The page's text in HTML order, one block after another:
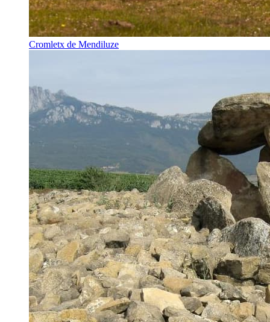
Cromletx de Mendiluze